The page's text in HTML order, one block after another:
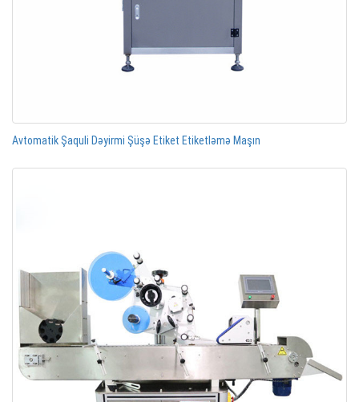
Avtomatik Şaquli Dəyirmi Şüşə Etiket Etiketləmə Maşın